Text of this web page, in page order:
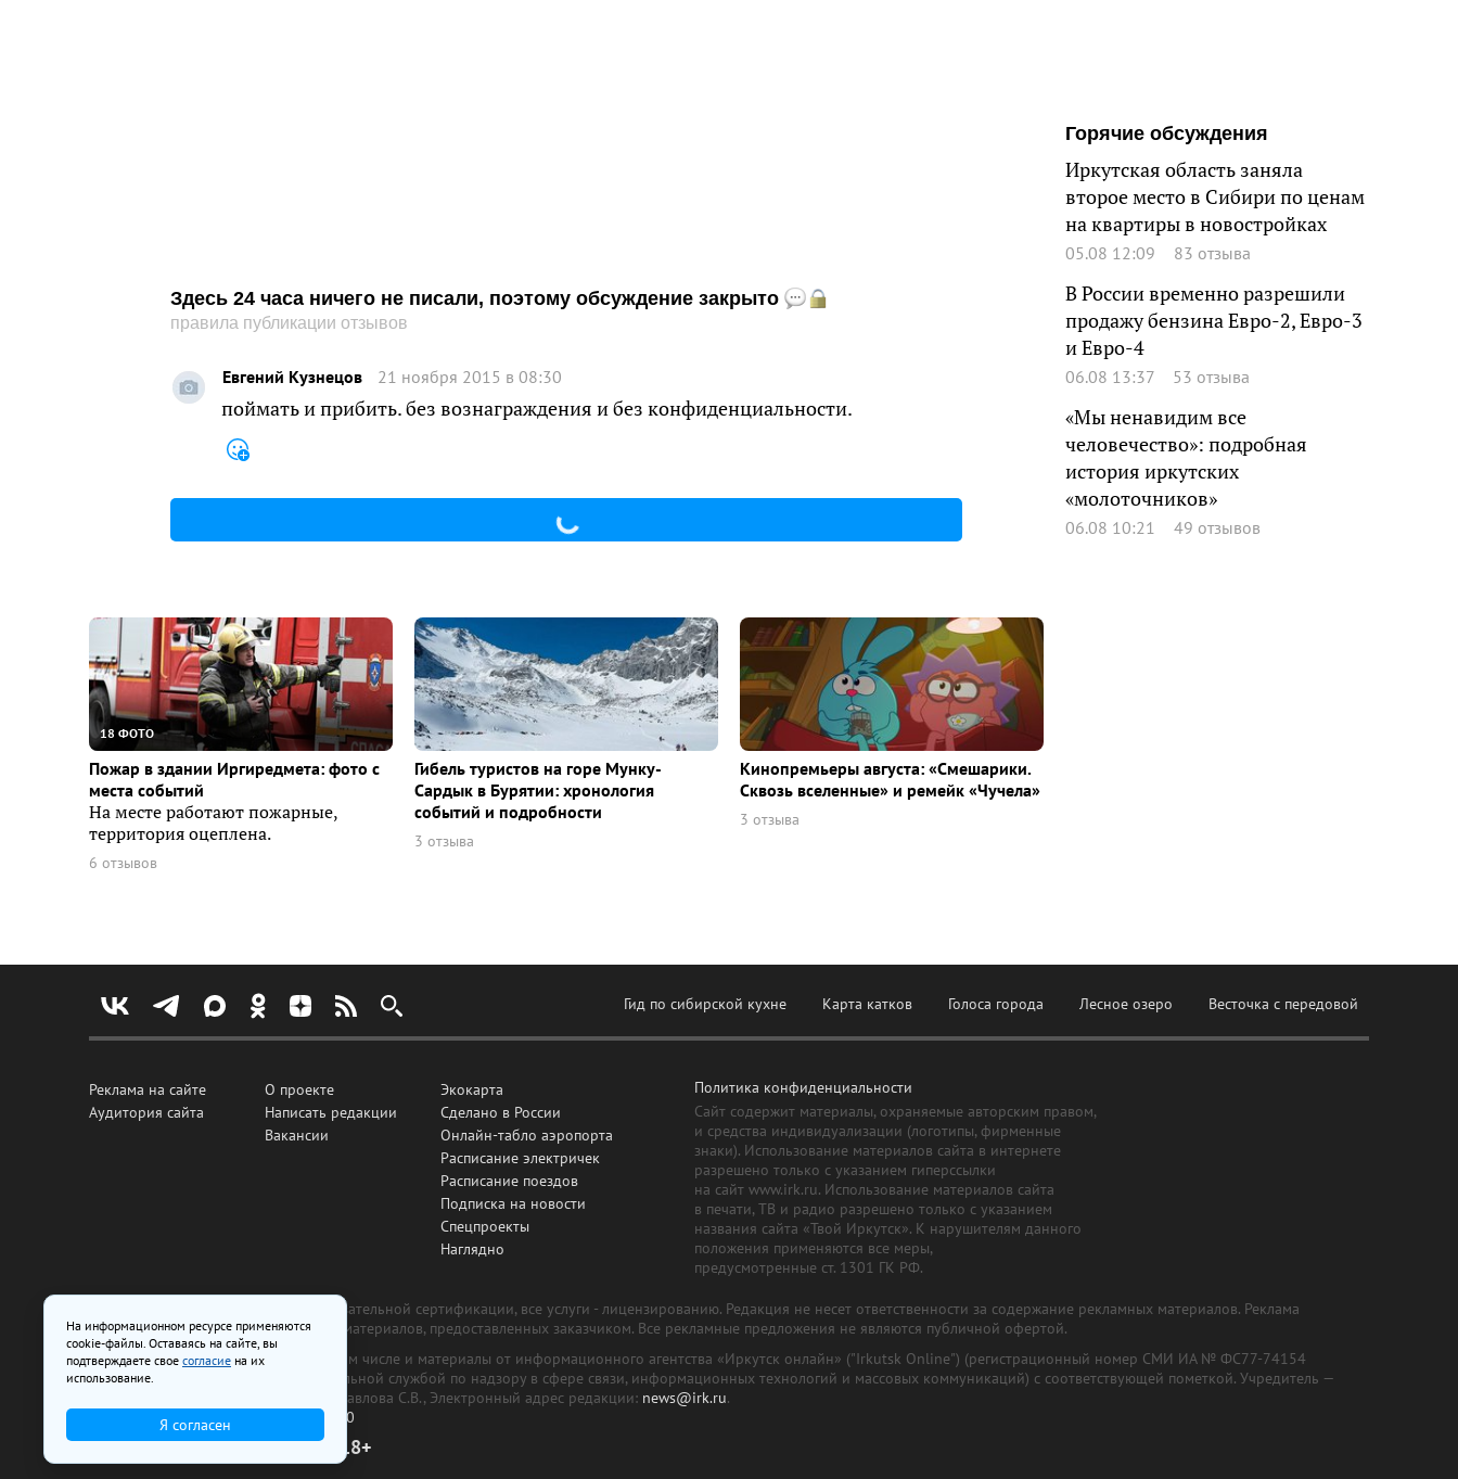
Здесь 24 часа ничего не писали, поэтому обсуждение закрыто
правила публикации отзывов
Евгений Кузнецов 21 ноября 2015 в 08:30
поймать и прибить. без вознаграждения и без конфиденциальности.
Горячие обсуждения
Иркутская область заняла
второе место в Сибири по ценам
на квартиры в новостройках
05.08 12:09 83 отзыва
В России временно разрешили
продажу бензина Евро-2, Евро-3
и Евро-4
06.08 13:37 53 отзыва
«Мы ненавидим все
человечество»: подробная
история иркутских
«молоточников»
06.08 10:21 49 отзывов
18 ФОТО
Пожар в здании Иргиредмета: фото с
места событий
На месте работают пожарные,
территория оцеплена.
6 отзывов
Гибель туристов на горе Мунку-
Сардык в Бурятии: хронология
событий и подробности
3 отзыва
Кинопремьеры августа: «Смешарики.
Сквозь вселенные» и ремейк «Чучела»
3 отзыва
Гид по сибирской кухне Карта катков Голоса города Лесное озеро Весточка с передовой
Реклама на сайте
Аудитория сайта
О проекте
Написать редакции
Вакансии
Экокарта
Сделано в России
Онлайн-табло аэропорта
Расписание электричек
Расписание поездов
Подписка на новости
Спецпроекты
Наглядно
Политика конфиденциальности
Сайт содержит материалы, охраняемые авторским правом,
и средства индивидуализации (логотипы, фирменные
знаки). Использование материалов сайта в интернете
разрешено только с указанием гиперссылки
на сайт www.irk.ru. Использование материалов сайта
в печати, ТВ и радио разрешено только с указанием
названия сайта «Твой Иркутск». К нарушителям данного
положения применяются все меры,
предусмотренные ст. 1301 ГК РФ.
Все рекламные товары подлежат обязательной сертификации, все услуги - лицензированию. Редакция не несет ответственности за содержание рекламных материалов. Реклама
изготовлена и размещена на основе материалов, предоставленных заказчиком. Все рекламные предложения не являются публичной офертой.
На сайте www.irk.ru размещаются в том числе и материалы от информационного агентства «Иркутск онлайн» ("Irkutsk Online") (регистрационный номер СМИ ИА № ФС77-74154
от 29 октября 2018 г., выдан Федеральной службой по надзору в сфере связи, информационных технологий и массовых коммуникаций) с соответствующей пометкой. Учредитель —
ООО «Ирк.ру». Главный редактор — Павлова С.В., Электронный адрес редакции: news@irk.ru.
Телефон редакции:
+7 (3952) 48-88-50
18+
На информационном ресурсе применяются
cookie-файлы. Оставаясь на сайте, вы
подтверждаете свое согласие на их
использование.
Я согласен